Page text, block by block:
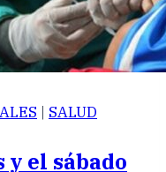
| SALUD
el sábado